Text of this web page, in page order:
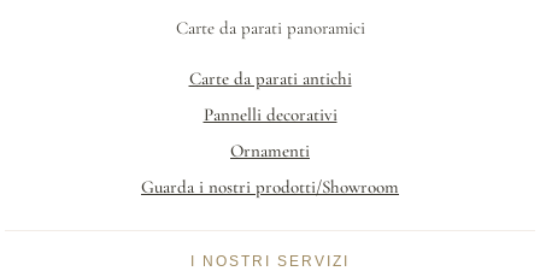
Carte da parati panoramici
Carte da parati antichi
Pannelli decorativi
Ornamenti
Guarda i nostri prodotti/Showroom
I NOSTRI SERVIZI